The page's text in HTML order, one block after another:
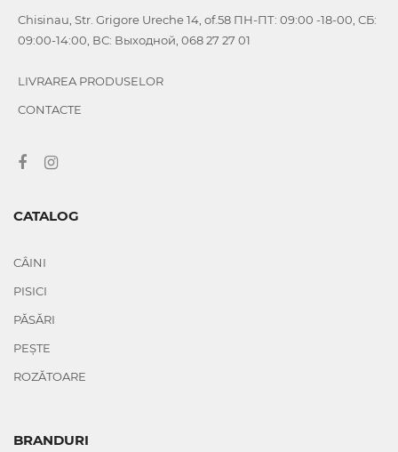
Chisinau, Str. Grigore Ureche 14, of.58 ПН-ПТ: 09:00 -18-00, СБ:
09:00-14:00, ВС: Выходной, 068 27 27 01
LIVRAREA PRODUSELOR
CONTACTE
CATALOG
CÂINI
PISICI
PĂSĂRI
PEȘTE
ROZĂTOARE
BRANDURI